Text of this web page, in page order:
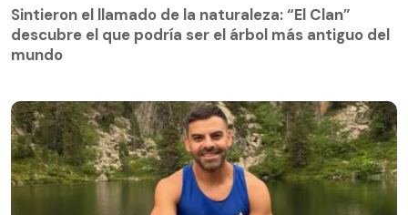
descubre el que podría ser el árbol más antiguo del
mundo
Sintieron el llamado de la naturaleza: “El Clan”
descubre el que podría ser el árbol más antiguo del
mundo